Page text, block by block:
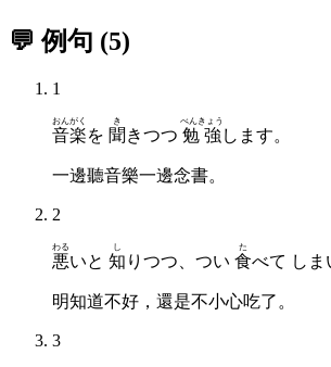
💬 例句 (5)
1
音楽
おんがく
を 聞
き
きつつ 勉強
べんきょう
します。
一邊聽音樂一邊念書。
2
悪
わる
いと 知
し
りつつ、つい 食
た
べて しま
明知道不好，還是不小心吃了。
3